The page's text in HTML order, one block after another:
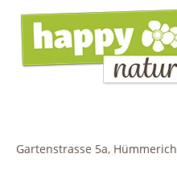
Gartenstrasse 5a, Hümmerich